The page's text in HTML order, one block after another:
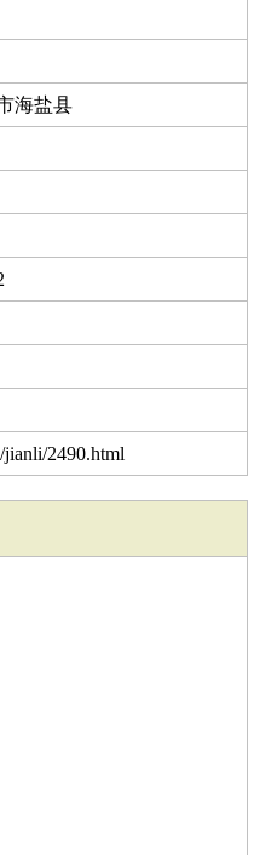
海盐县
2490.html